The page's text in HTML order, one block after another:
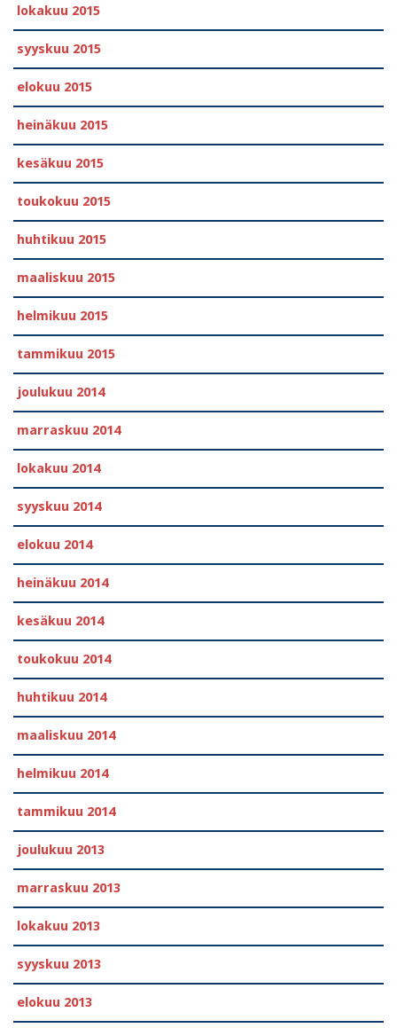
lokakuu 2015
syyskuu 2015
elokuu 2015
heinäkuu 2015
kesäkuu 2015
toukokuu 2015
huhtikuu 2015
maaliskuu 2015
helmikuu 2015
tammikuu 2015
joulukuu 2014
marraskuu 2014
lokakuu 2014
syyskuu 2014
elokuu 2014
heinäkuu 2014
kesäkuu 2014
toukokuu 2014
huhtikuu 2014
maaliskuu 2014
helmikuu 2014
tammikuu 2014
joulukuu 2013
marraskuu 2013
lokakuu 2013
syyskuu 2013
elokuu 2013